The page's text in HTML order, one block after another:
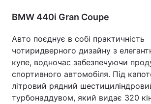
BMW 440i Gran Coupe
Авто поєднує в собі практичність
чотиридверного дизайну з
купе, водночас забезпечуючи
спортивного автомобіля. Під
літровий рядний
турбонаддувом, який видає 320